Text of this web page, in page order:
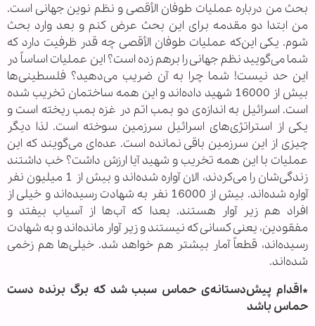
بحث من درباره عملیات طوفان الأقصی و نظم نوین جهانی است.
من ابتدا دو مقدمه برای این بحث عرض کنم و بعد وارد بحث
شوم. یکی این‌که عملیات طوفان الأقصی چه قدر ظرفیت دارد که
شما می‌گویید نظم جهانی را برهم زده است؟ این عملیات اساساً در
این حد نیست! شما چرا به آن ضریب می‌دهید؟ فلسطینی‌ها
بیش از 16000 شهید داده‌اند و این همه ساختمان تخریب شده
است. اسرائیل به اندازه‌ی دو بمب اتم در غزه بمب ریخته است و
یکی از استراتژی‌های اسرائیل سرزمین سوخته است. لذا دیگر
چیزی از این سرزمین باقی نمانده است. عده‌ای می‌گویند که این
عملیات با این همه تخریب و شهید آیا ارزش داشت؟ خب داشتند
زندگی‌شان را می‌کردند، الان آواره شده‌اند و بیش از 1 میلیون نفر
آواره شده‌اند. بیش از 16000 نفر به شهادت رسیده‌اند و خیلی از
افراد هم زیر آوار هستند. بعدا که آب‌ها از آسیاب بیفتد و
مفقودین، یعنی کسانی که نیستند و زیر آوار مانده‌اند و به شهادت
رسیده‌اند، قطعاً آمار بیشتر هم خواهد شد. خیلی‌ها هم زخمی
شده‌اند.
*اقدام پیش‌دستانه‌ی حماس سبب شد که برگ برنده دست
حماس باشد